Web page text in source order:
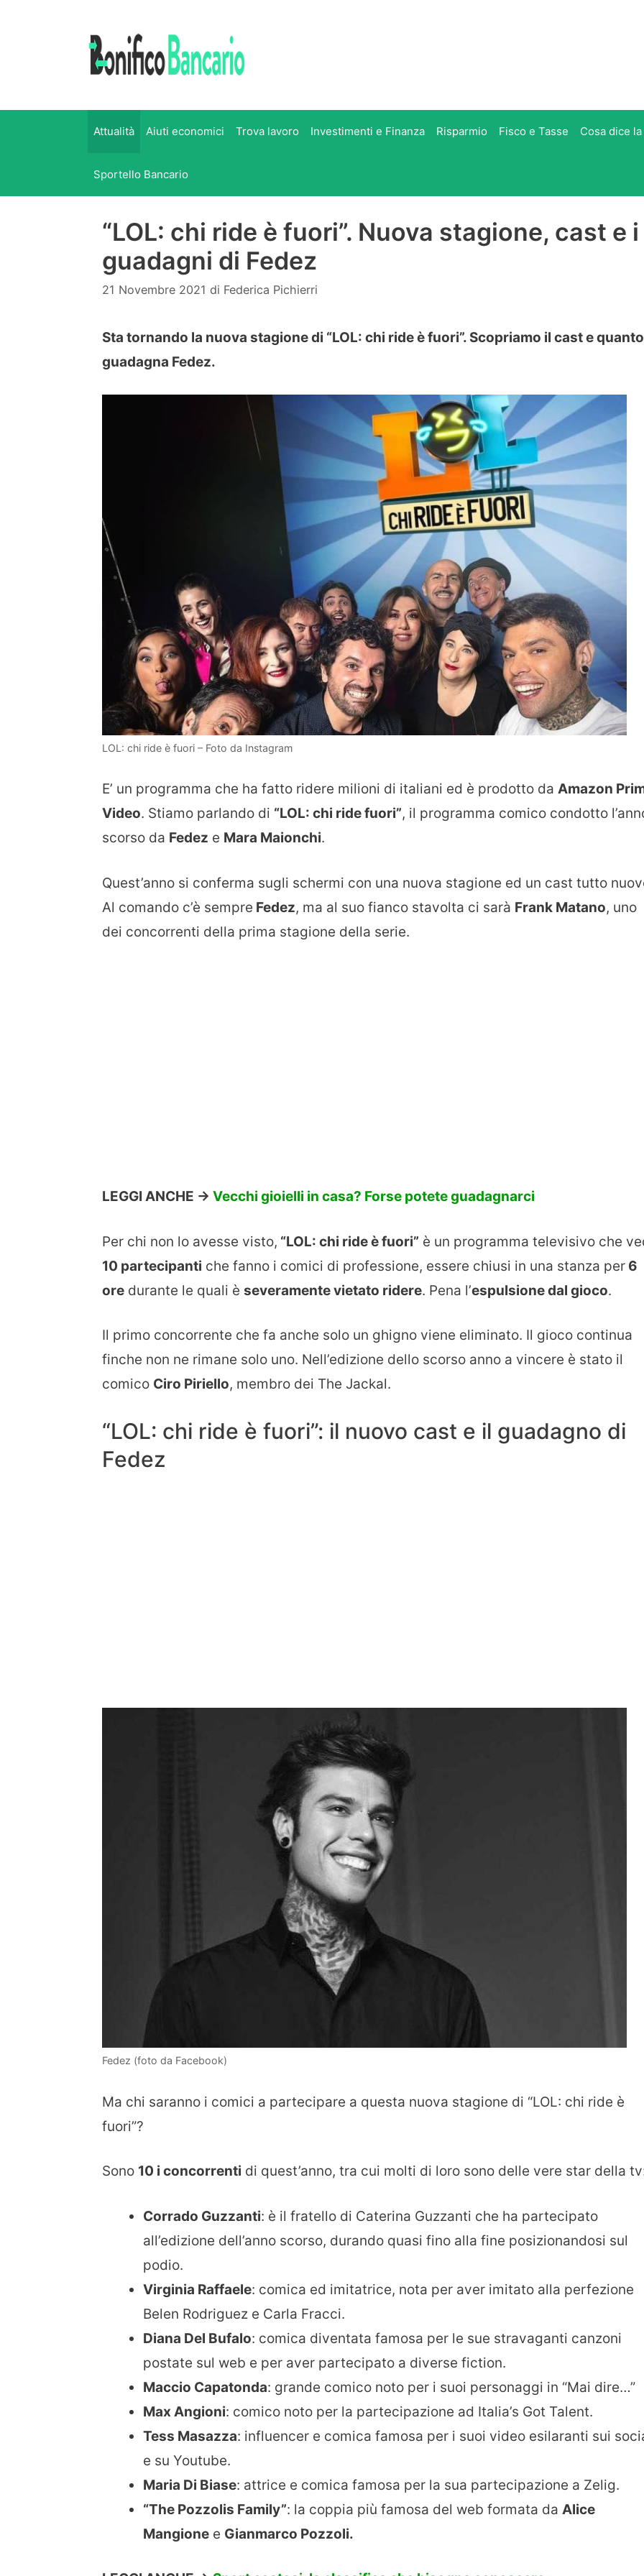
Attualità Aiuti economici Trova lavoro Investimenti e Finanza Risparmio Fisco e Tasse Cosa dice
Sportello Bancario
“LOL: chi ride è fuori”. Nuova stagione, cast e i
guadagni di Fedez
21 Novembre 2021 di Federica Pichierri
Sta tornando la nuova stagione di “LOL: chi ride è fuori”. Scopriamo il cast e quanto
guadagna Fedez.
LOL: chi ride è fuori – Foto da Instagram
E’ un programma che ha fatto ridere milioni di italiani ed è prodotto da Amazon
Video. Stiamo parlando di “LOL: chi ride fuori”, il programma comico condotto
scorso da Fedez e Mara Maionchi.
Quest’anno si conferma sugli schermi con una nuova stagione ed un cast tutto
Al comando c’è sempre Fedez, ma al suo fianco stavolta ci sarà Frank Matano, uno
dei concorrenti della prima stagione della serie.
LEGGI ANCHE -> Vecchi gioielli in casa? Forse potete guadagnarci
Per chi non lo avesse visto, “LOL: chi ride è fuori” è un programma televisivo che
10 partecipanti che fanno i comici di professione, essere chiusi in una stanza per 6
ore durante le quali è severamente vietato ridere. Pena l’espulsione dal gioco.
Il primo concorrente che fa anche solo un ghigno viene eliminato. Il gioco continua
finche non ne rimane solo uno. Nell’edizione dello scorso anno a vincere è stato il
comico Ciro Piriello, membro dei The Jackal.
“LOL: chi ride è fuori”: il nuovo cast e il guadagno di
Fedez
Fedez (foto da Facebook)
Ma chi saranno i comici a partecipare a questa nuova stagione di “LOL: chi ride è
fuori”?
Sono 10 i concorrenti di quest’anno, tra cui molti di loro sono delle vere star della
Corrado Guzzanti: è il fratello di Caterina Guzzanti che ha partecipato
all’edizione dell’anno scorso, durando quasi fino alla fine posizionandosi sul
podio.
Virginia Raffaele: comica ed imitatrice, nota per aver imitato alla perfezione
Belen Rodriguez e Carla Fracci.
Diana Del Bufalo: comica diventata famosa per le sue stravaganti canzoni
postate sul web e per aver partecipato a diverse fiction.
Maccio Capatonda: grande comico noto per i suoi personaggi in “Mai dire…”
Max Angioni: comico noto per la partecipazione ad Italia’s Got Talent.
Tess Masazza: influencer e comica famosa per i suoi video esilaranti sui
e su Youtube.
Maria Di Biase: attrice e comica famosa per la sua partecipazione a Zelig.
“The Pozzolis Family”: la coppia più famosa del web formata da Alice
Mangione e Gianmarco Pozzoli.